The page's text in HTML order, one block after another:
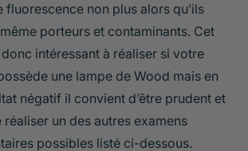
fluorescence non plus alors qu’ils
porteurs et contaminants. Cet
intéressant à réaliser si votre
une lampe de Wood mais en
négatif il convient d’être prudent et
réaliser un des autres examens
possibles listé ci-dessous.